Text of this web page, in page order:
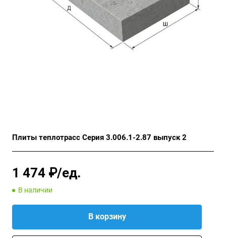
Плиты теплотрасс Серия 3.006.1-2.87 выпуск 2
1 474 ₽/ед.
В наличии
В корзину